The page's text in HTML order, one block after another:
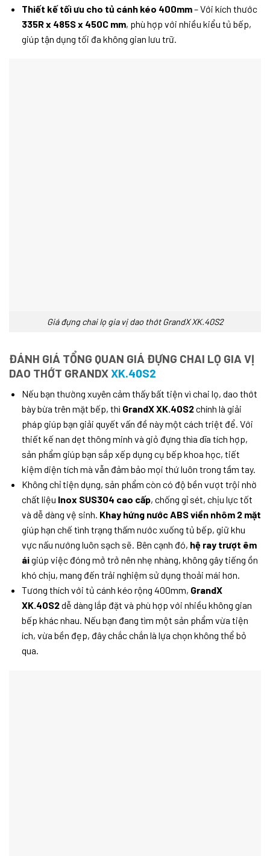
Thiết kế tối ưu cho tủ cánh kéo 400mm– Với kích thước
335R x 485S x 450C mm, phù hợp với nhiều kiểu tủ bếp,
giúp tận dụng tối đa không gian lưu trữ.
Giá đựng chai lọ gia vị dao thớt GrandX XK.40S2
ĐÁNH GIÁ TỔNG QUAN GIÁ ĐỰNG CHAI LỌ GIA VỊ
DAO THỚT GRANDXXK.40S2
Nếu bạn thường xuyên cảm thấy bất tiện vì chai lọ, dao thớt
bày bừa trên mặt bếp, thì GrandX XK.40S2chính là giải
pháp giúp bạn giải quyết vấn đề này một cách triệt để. Với
thiết kế nan dẹt thông minh và giỏ đựng thìa dĩa tích hợp,
sản phẩm giúp bạn sắp xếp dụng cụ bếp khoa học, tiết
kiệm diện tích mà vẫn đảm bảo mọi thứ luôn trong tầm tay.
Không chỉ tiện dụng, sản phẩm còn có độ bền vượt trội nhờ
chất liệu Inox SUS304 cao cấp, chống gỉ sét, chịu lực tốt
và dễ dàng vệ sinh. Khay hứng nước ABS viền nhôm 2 mặt
giúp hạn chế tình trạng thấm nước xuống tủ bếp, giữ khu
vực nấu nướng luôn sạch sẽ. Bên cạnh đó, hệ ray trượt êm
áigiúp việc đóng mở trở nên nhẹ nhàng, không gây tiếng ồn
khó chịu, mang đến trải nghiệm sử dụng thoải mái hơn.
Tương thích với tủ cánh kéo rộng 400mm, GrandX
XK.40S2dễ dàng lắp đặt và phù hợp với nhiều không gian
bếp khác nhau. Nếu bạn đang tìm một sản phẩm vừa tiện
ích, vừa bền đẹp, đây chắc chắn là lựa chọn không thể bỏ
qua.